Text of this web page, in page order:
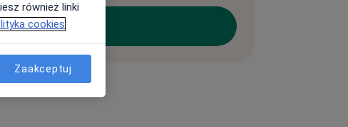
również linki
cookies
Zaakceptuj